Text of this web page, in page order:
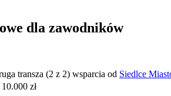
dla zawodników
transza (2 z 2) wsparcia od Siedlce
10.000 zł